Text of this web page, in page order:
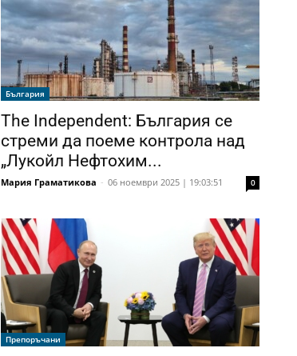
България
The Independent: България се
стреми да поеме контрола над
„Лукойл Нефтохим...
Мария Граматикова - 06 ноември 2025 | 19:03:51 0
Препоръчани